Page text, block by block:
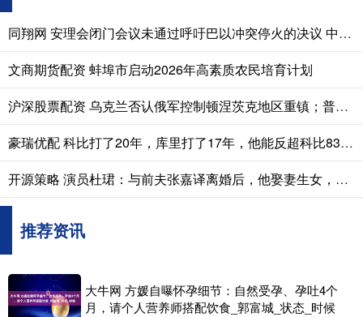
同翔网 安理会闭门会议未通过呼吁巴以冲突停火的决议 中国外交部回应
文商期货配资 蚌埠市启动2026年高素质农民培育计划
沪深股票配资 乌克兰否认俄军控制顿涅茨克地区重镇；普京：必须继续大规模打击乌克兰军工设施
豪瑞优配 科比打了20年，库里打了17年，他能反超科比836胜场的纪录吗？
开源策略 演员杜珺：与前夫张嘉译离婚后，他娶妻生女，而她人生状况怎样?
推荐资讯
大牛网 方媛自曝怀孕细节：自然受孕、孕吐4个
月，请个人营养师搭配饮食_郭富城_状态_时候